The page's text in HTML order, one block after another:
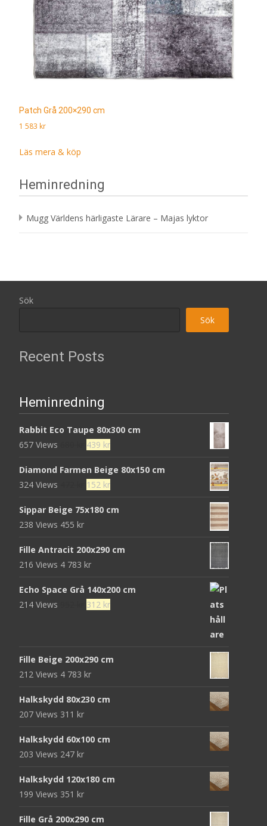
Patch Grå 200×290 cm
1 583 kr
Läs mera & köp
Heminredning
Mugg Världens härligaste Lärare – Majas lyktor
Sök
Sök
Recent Posts
Heminredning
Rabbit Eco Taupe 80x300 cm
657 Views
Det
priset
var:
439 krDet
priset
är:
Diamond Farmen Beige 80x150 cm
324 Views
Det
priset
152 krDet
priset
Sippar Beige 75x180 cm
238 Views 455 kr
Fille Antracit 200x290 cm
216 Views 4 783 kr
Echo Space Grå 140x200 cm
214 Views
Det
952 kr.
312 krDet
312 kr.
Fille Beige 200x290 cm
212 Views 4 783 kr
Halkskydd 80x230 cm
207 Views 311 kr
Halkskydd 60x100 cm
203 Views 247 kr
Halkskydd 120x180 cm
199 Views 351 kr
Fille Grå 200x290 cm